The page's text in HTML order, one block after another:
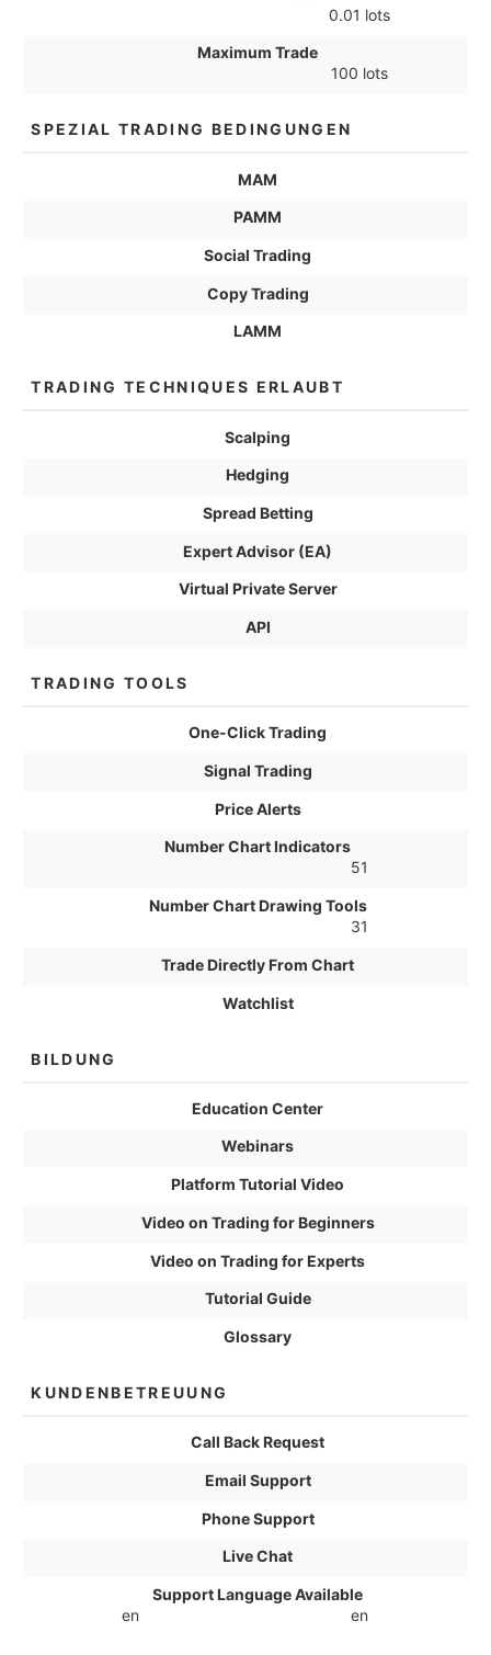
0.01 lots
Maximum Trade
100 lots
SPEZIAL TRADING BEDINGUNGEN
MAM
PAMM
Social Trading
Copy Trading
LAMM
TRADING TECHNIQUES ERLAUBT
Scalping
Hedging
Spread Betting
Expert Advisor (EA)
Virtual Private Server
API
TRADING TOOLS
One-Click Trading
Signal Trading
Price Alerts
Number Chart Indicators
51
Number Chart Drawing Tools
31
Trade Directly From Chart
Watchlist
BILDUNG
Education Center
Webinars
Platform Tutorial Video
Video on Trading for Beginners
Video on Trading for Experts
Tutorial Guide
Glossary
KUNDENBETREUUNG
Call Back Request
Email Support
Phone Support
Live Chat
Support Language Available
en
en